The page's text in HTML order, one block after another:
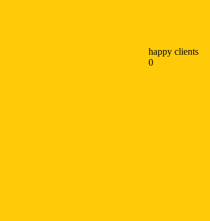
happy clients
0